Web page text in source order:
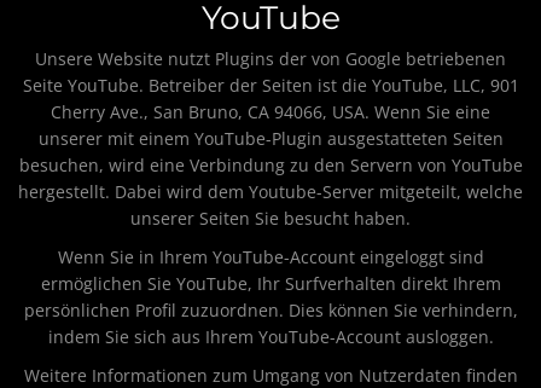
YouTube
Unsere Website nutzt Plugins der von Google betriebenen
Seite YouTube. Betreiber der Seiten ist die YouTube, LLC, 901
Cherry Ave., San Bruno, CA 94066, USA. Wenn Sie eine
unserer mit einem YouTube-Plugin ausgestatteten Seiten
besuchen, wird eine Verbindung zu den Servern von YouTube
hergestellt. Dabei wird dem Youtube-Server mitgeteilt, welche
unserer Seiten Sie besucht haben.
Wenn Sie in Ihrem YouTube-Account eingeloggt sind
ermöglichen Sie YouTube, Ihr Surfverhalten direkt Ihrem
persönlichen Profil zuzuordnen. Dies können Sie verhindern,
indem Sie sich aus Ihrem YouTube-Account ausloggen.
Weitere Informationen zum Umgang von Nutzerdaten finden